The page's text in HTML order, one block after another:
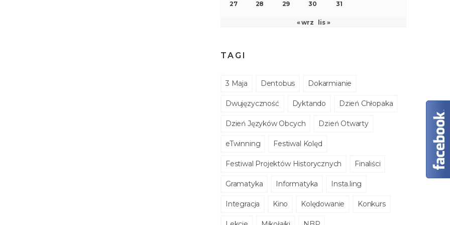
27 28 29 30 31
« wrz lis »
TAGI
3 Maja Dentobus Dokarmianie
Dwujęzyczność Dyktando Dzień Chłopaka
Dzień Języków Obcych Dzień Otwarty
eTwinning Festiwal Kolęd
Festiwal Projektów Historycznych Finaliści
Gramatyka Informatyka Insta.ling
Integracja Kino Kolędowanie Konkurs